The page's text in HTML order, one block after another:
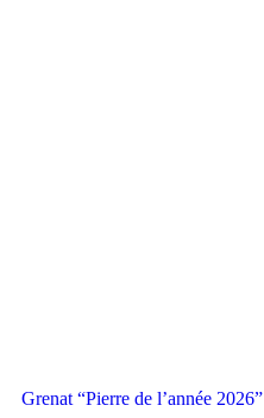
Grenat “Pierre de l’année 2026”